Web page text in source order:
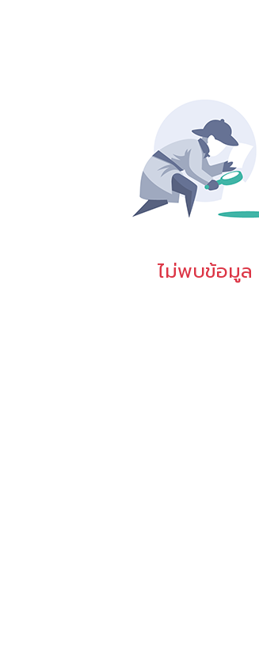
ไม่พบข้อมูล